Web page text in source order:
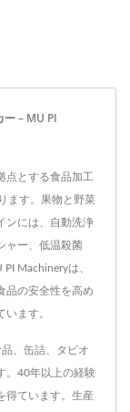
– MU PI
点とする食品加工
ます。果物と野菜
ンには、自動洗浄
ャー、低温殺菌
Machineryは、
品の安全性を高め
ます。
、缶詰、タピオ
。40年以上の経験
得ています。生産